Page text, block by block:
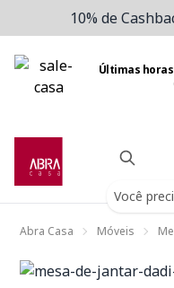
10% de
Últimas
Você
Abra Casa Móveis